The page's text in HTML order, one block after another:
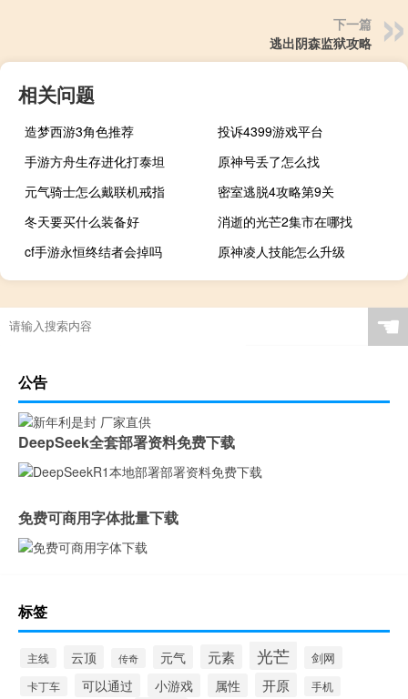
下一篇
逃出阴森监狱攻略
相关问题
造梦西游3角色推荐
投诉4399游戏平台
手游方舟生存进化打泰坦
原神号丢了怎么找
元气骑士怎么戴联机戒指
密室逃脱4攻略第9关
冬天要买什么装备好
消逝的光芒2集市在哪找
cf手游永恒终结者会掉吗
原神凌人技能怎么升级
☚
公告
DeepSeek全套部署资料免费下载
免费可商用字体批量下载
标签
主线 云顶 传奇 元气 元素 光芒 剑网
卡丁车 可以通过 小游戏 属性 开原 手机